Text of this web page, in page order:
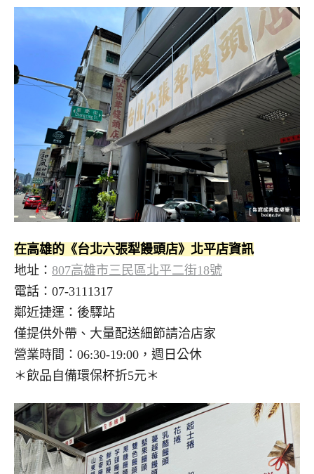
在高雄的《台北六張犁饅頭店》北平店資訊
地址： 807高雄市三民區北平二街18號
電話：07-3111317
鄰近捷運：後驛站
僅提供外帶、大量配送細節請洽店家
營業時間：06:30-19:00，週日公休
＊飲品自備環保杯折5元＊